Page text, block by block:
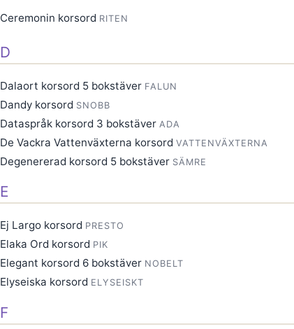
Ceremonin korsord RITEN
D
Dalaort korsord 5 bokstäver FALUN
Dandy korsord SNOBB
Dataspråk korsord 3 bokstäver ADA
De Vackra Vattenväxterna korsord VATTENVÄXTERNA
Degenererad korsord 5 bokstäver SÄMRE
E
Ej Largo korsord PRESTO
Elaka Ord korsord PIK
Elegant korsord 6 bokstäver NOBELT
Elyseiska korsord ELYSEISKT
F